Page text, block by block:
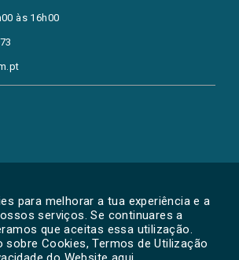
para melhorar a tua experiência e a
serviços. Se continuares a
que aceitas essa utilização.
sobre Cookies, Termos de Utilização
às 16h00